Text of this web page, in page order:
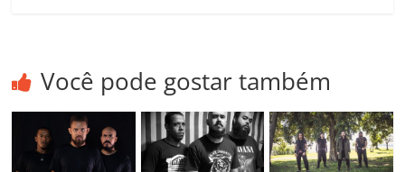
Você pode gostar também